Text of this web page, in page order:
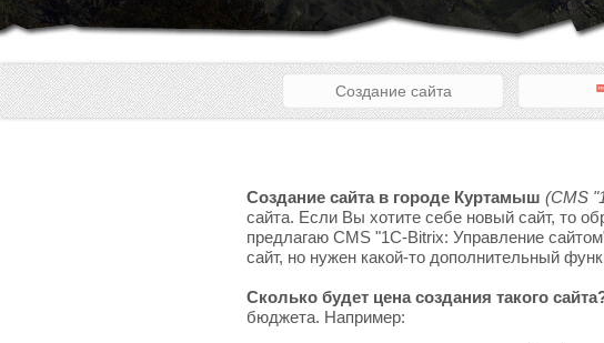
Создание сайта
Создание сайта в городе Куртамыш (CMS
сайта. Если Вы хотите себе новый сайт, то
предлагаю CMS "1C-Bitrix: Управление
сайт, но нужен какой-то дополнительный
Сколько будет цена создания такого
бюджета. Например: